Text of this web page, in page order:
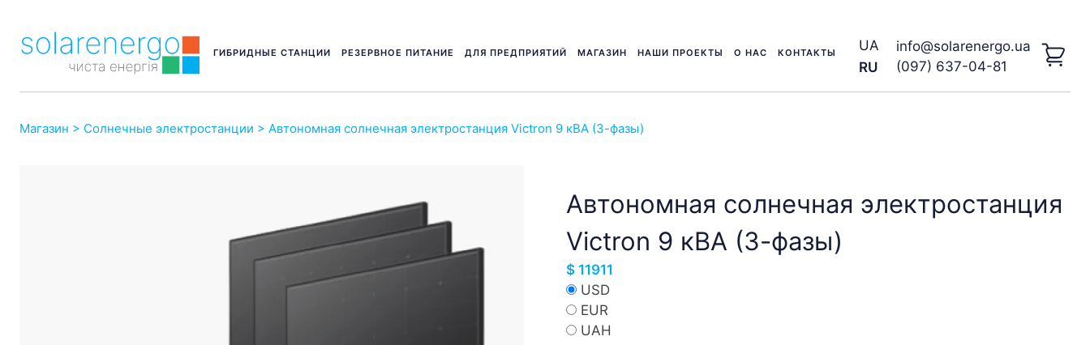
ГИБРИДНЫЕ СТАНЦИИ РЕЗЕРВНОЕ ПИТАНИЕ ДЛЯ ПРЕДПРИЯТИЙ МАГАЗИН НАШИ ПРОЕКТЫ О НАС КОНТАКТЫ
UA
RU
info@solarenergo.ua
(097) 637-04-81
Магазин > Солнечные электростанции > Автономная солнечная электростанция Victron 9 кВА (3-фазы)
Автономная солнечная электростанция
Victron 9 кВА (3-фазы)
$11911
USD
EUR
UAH